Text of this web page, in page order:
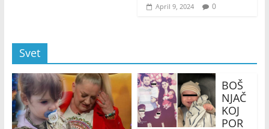
April 9, 2024 0
Svet
BOŠ
NJAČ
KOJ
POR